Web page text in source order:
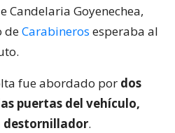
Candelaria Goyenechea,
deCarabineros esperaba al
fue abordado por dos
puertas del vehículo,
destornillador.